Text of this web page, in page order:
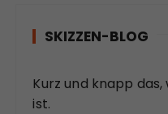
SKIZZEN-BLOG
Kurz und knapp
ist.